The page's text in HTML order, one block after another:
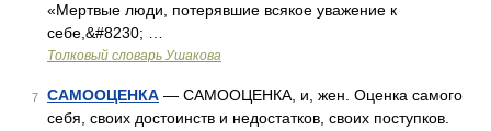
«Мертвые люди, потерявшие всякое уважение к
себе,&#8230; …
Толковый словарь Ушакова
7 САМООЦЕНКА — САМООЦЕНКА, и, жен. Оценка самого
себя, своих достоинств и недостатков, своих поступков.